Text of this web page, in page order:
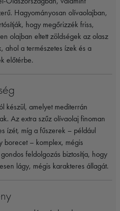
Hagyományosan olívaolajban,
hogy megőrizzék friss,
olajban eltett zöldségek az olasz
ahol a természetes ízek és a
előtérbe.
készül, amelyet mediterrán
Az extra szűz olívaolaj finoman
ízét, míg a fűszerek – például
borecet – komplex, mégis
feldolgozás biztosítja, hogy
lágy, mégis karakteres állagát.